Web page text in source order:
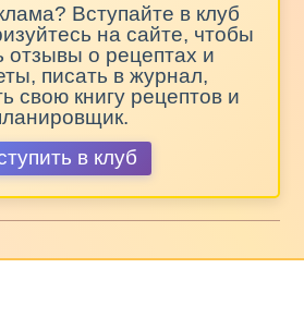
Вступайте в клуб
на сайте, чтобы
отзывы о рецептах и
писать в журнал,
свою книгу рецептов и
в клуб